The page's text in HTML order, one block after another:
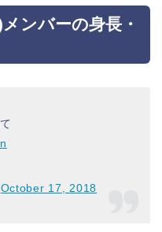
ンバーの身長・
October 17, 2018